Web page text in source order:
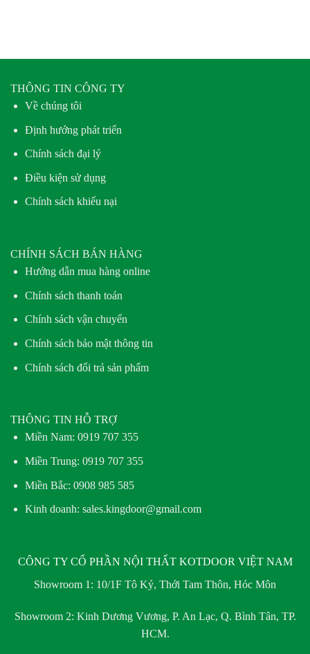
THÔNG TIN CÔNG TY
Về chúng tôi
Định hướng phát triển
Chính sách đại lý
Điều kiện sử dụng
Chính sách khiếu nại
CHÍNH SÁCH BÁN HÀNG
Hướng dẫn mua hàng online
Chính sách thanh toán
Chính sách vận chuyển
Chính sách bảo mật thông tin
Chính sách đổi trả sản phẩm
THÔNG TIN HỖ TRỢ
Miền Nam: 0919 707 355
Miền Trung: 0919 707 355
Miền Bắc: 0908 985 585
Kinh doanh: sales.kingdoor@gmail.com
CÔNG TY CỔ PHẦN NỘI THẤT KOTDOOR VIỆT NAM
Showroom 1: 10/1F Tô Ký, Thới Tam Thôn, Hóc Môn
Showroom 2: Kinh Dương Vương, P. An Lạc, Q. Bình Tân, TP.
HCM.